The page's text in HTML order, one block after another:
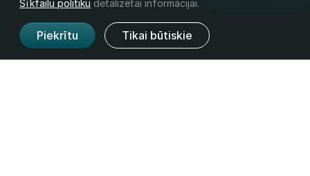
Produkts
Funkcijas
Uzņēmums
Par mums
Sīkfailu politiku detalizētai informācijai.
Piekrītu Tikai būtiskie